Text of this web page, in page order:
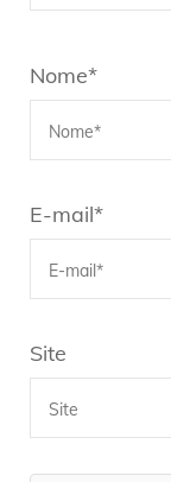
Nome*
E-mail*
Site